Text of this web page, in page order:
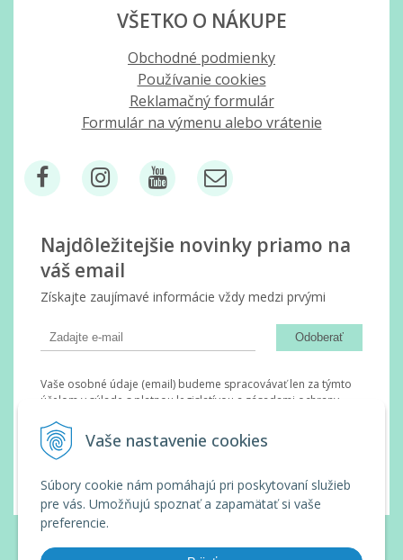
Vaše nastavenie cookies
Súbory cookie nám pomáhajú pri poskytovaní služieb
pre vás. Umožňujú spoznať a zapamätať si vaše
preferencie.
VŠETKO O NÁKUPE
Obchodné podmienky
Používanie cookies
Reklamačný formulár
Formulár na výmenu alebo vrátenie
Najdôležitejšie novinky priamo na
váš email
Získajte zaujímavé informácie vždy medzi prvými
Odoberať
Vaše osobné údaje (email) budeme spracovávať len za týmto
účelom v súlade s platnou legislatívou a zásadami ochrany
vám pošleme na váš email. Súhlas môžete kedykoľvek odvolať
písomne, emailom alebo kliknutím na odkaz z ktoréhokoľvek
informačného emailu.
© 2026 Wanda Slovakia •
spoločnostiWEBYGROUP